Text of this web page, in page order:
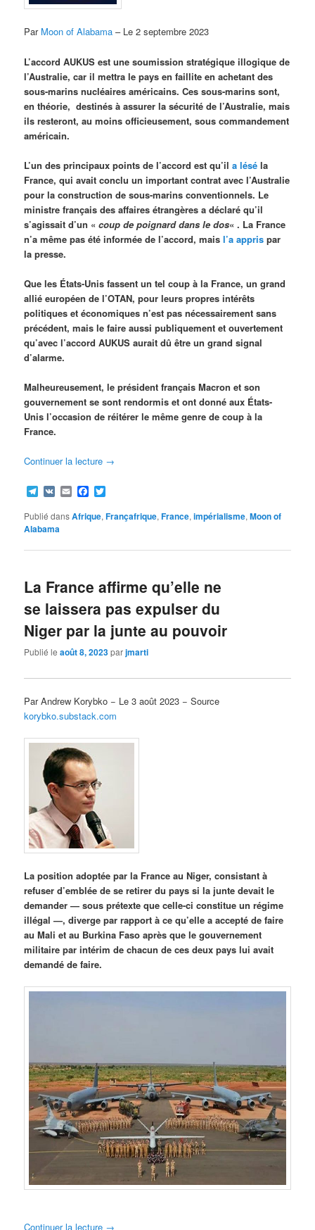
Par Moon of Alabama – Le 2 septembre 2023
L’accord AUKUS est une soumission stratégique illogique de
l’Australie, car il mettra le pays en faillite en achetant des
sous-marins nucléaires américains. Ces sous-marins sont,
en théorie, destinés à assurer la sécurité de l’Australie, mais
ils resteront, au moins officieusement, sous commandement
américain.
L’un des principaux points de l’accord est qu’ila lésé la
France, qui avait conclu un important contrat avec l’Australie
pour la construction de sous-marins conventionnels. Le
ministre français des affaires étrangères a déclaré qu’il
s’agissait d’un «coup de poignard dans le dos« . La France
n’a même pas été informée de l’accord, maisl’a appris par
la presse.
Que les États-Unis fassent un tel coup à la France, un grand
allié européen de l’OTAN, pour leurs propres intérêts
politiques et économiques n’est pas nécessairement sans
précédent, mais le faire aussi publiquement et ouvertement
qu’avec l’accord AUKUS aurait dû être un grand signal
d’alarme.
Malheureusement, le président français Macron et son
gouvernement se sont rendormis et ont donné aux États-
Unis l’occasion de réitérer le même genre de coup à la
France.
Continuer la lecture →
Telegram
VK EmailFacebook
Publié dansAfrique,Françafrique,France,impérialisme,Moon of
Alabama
La France affirme qu’elle ne
se laissera pas expulser du
Niger par la junte au pouvoir
Publié leaoût 8, 2023parjmarti
Par Andrew Korybko − Le 3 août 2023 − Source
korybko.substack.com
La position adoptée par la France au Niger, consistant à
refuser d’emblée de se retirer du pays si la junte devait le
demander — sous prétexte que celle-ci constitue un régime
illégal —, diverge par rapport à ce qu’elle a accepté de faire
au Mali et au Burkina Faso après que le gouvernement
militaire par intérim de chacun de ces deux pays lui avait
demandé de faire.
Continuer la lecture →